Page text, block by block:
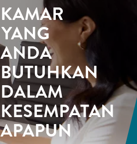
KAMAR
YANG
ANDA
BUTUHKAN
DALAM
KESEMPATAN
APAPUN